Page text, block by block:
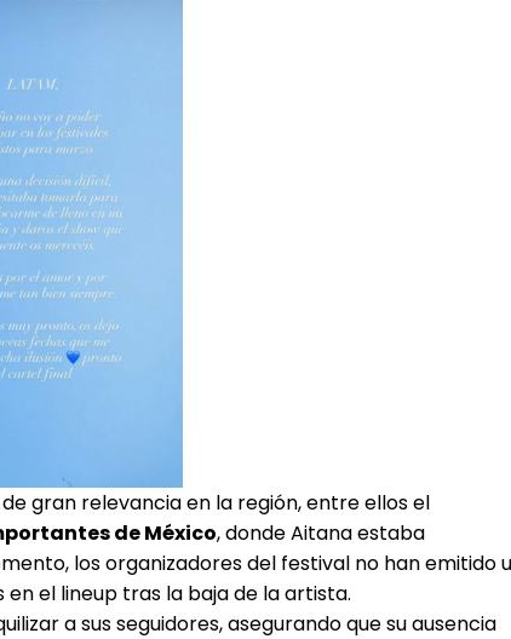
gran relevancia en la región, entre ellos el
de México, donde Aitana estaba
los organizadores del festival no han emitido
el lineup tras la baja de la artista.
a sus seguidores, asegurando que su ausencia